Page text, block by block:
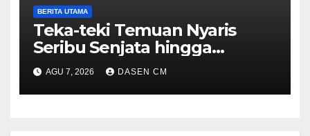
BERITA UTAMA
Teka-teki Temuan Nyaris
Seribu Senjata hingga
Narkoba di Sekolah Jaksel
AGU 7, 2026 DASEN CM